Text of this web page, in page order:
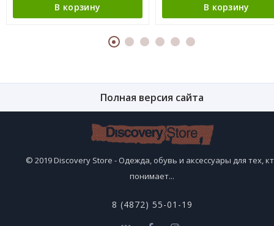
В корзину В корзину
Полная версия сайта
© 2019 Discovery Store - Одежда, обувь и аксессуары для тех,
понимает...
8 (4872) 55-01-19